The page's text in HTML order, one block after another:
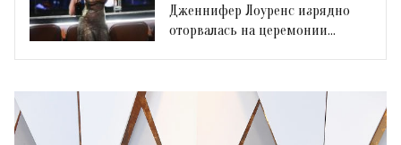
Дженнифер Лоуренс изрядно
оторвалась на церемонии